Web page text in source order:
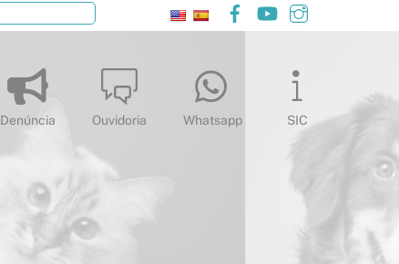
Facebook
YouTube
Denúncia Ouvidoria Whatsapp SIC